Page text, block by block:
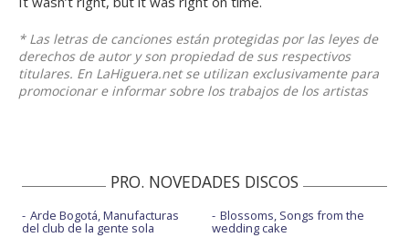
* Las letras de canciones están protegidas por las leyes de
derechos de autor y son propiedad de sus respectivos
titulares. En LaHiguera.net se utilizan exclusivamente para
promocionar e informar sobre los trabajos de los artistas
PRO. NOVEDADES DISCOS
Arde Bogotá, Manufacturas
del club de la gente sola
Blossoms, Songs from the
wedding cake